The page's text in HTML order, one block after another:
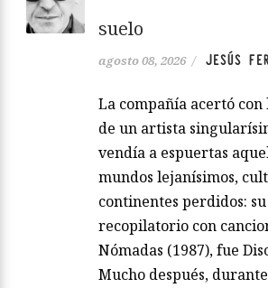
suelo
agosto 08, 2026 / JESÚS
La compañía acertó
de un artista
vendía a espuertas
mundos lejanísimos,
continentes perdidos:
recopilatorio con
Nómadas (1987), fue
Mucho después,